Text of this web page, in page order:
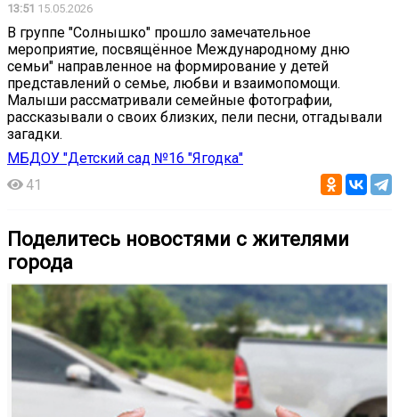
13:51 15.05.2026
В группе "Солнышко" прошло замечательное
мероприятие, посвящённое Международному дню
семьи" направленное на формирование у детей
представлений о семье, любви и взаимопомощи.
Малыши рассматривали семейные фотографии,
рассказывали о своих близких, пели песни, отгадывали
загадки.
МБДОУ "Детский сад №16 "Ягодка"
41
Поделитесь новостями с жителями
города